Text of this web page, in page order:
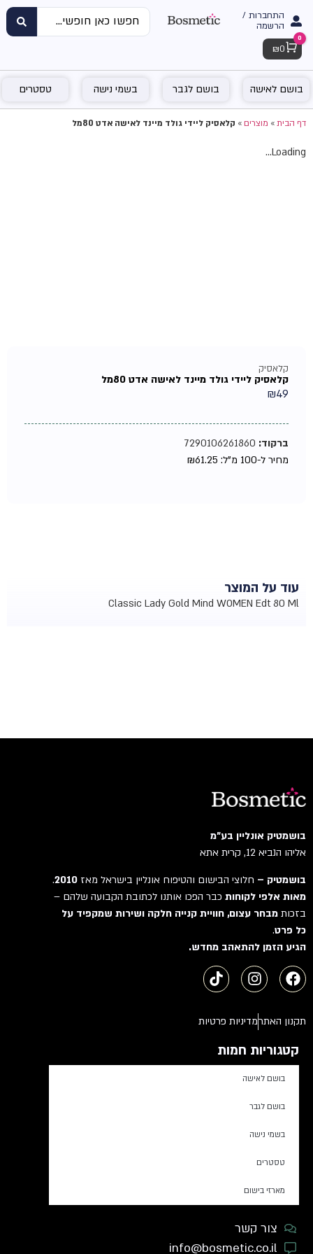
התחברות /
הרשמה
Cart
0
₪ 0
בושם לאישה בושם לגבר בשמי נישה טסטרים
דף הבית»מוצרים»קלאסיק ליידי גולד מיינד לאישה אדט 80מל
Loading...
קלאסיק
קלאסיק ליידי גולד מיינד לאישה אדט 80מל
₪49
ברקוד:7290106261860
מחיר ל-100 מ"ל:
₪61.25
עוד על המוצר
Classic Lady Gold Mind WOMEN Edt 80 Ml
בושמטיק אונליין בע"מ
אליהו הנביא 12, קרית אתא
בושמטיק –חלוצי הבישום והטיפוח אונליין בישראל מאז2010
.
מאות אלפי לקוחותכבר הפכו אותנו לכתובת הקבועה שלהם –
בזכותמבחר עצום, חוויית קנייה חלקה ושירות שמקפיד על
כל פרט.
הגיע הזמן להתאהב מחדש.
תקנון האתרמדיניות פרטיות
קטגוריות חמות
בושם לאישה
בושם לגבר
בשמי נישה
טסטרים
מארזי בישום
צור קשר
info@bosmetic.co.il